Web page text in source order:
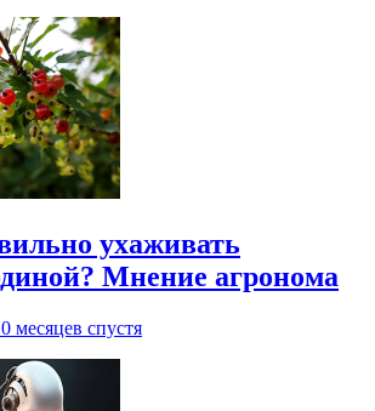
ухаживать
Мнение агронома
месяцев спустя